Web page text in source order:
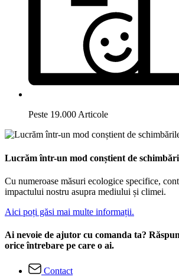
Peste 19.000 Articole
Lucrăm într-un mod conștient de
Cu numeroase măsuri ecologice specifice,
impactului nostru asupra mediului și climei.
Aici poți găsi mai multe informații.
Ai nevoie de ajutor cu comanda ta?
orice întrebare pe care o ai.
Contact